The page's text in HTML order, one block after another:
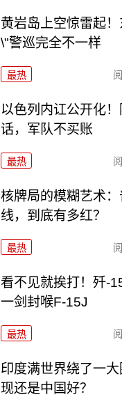
黄岩岛上空惊雷起
\"警巡完全不一样
最热
以色列内讧公开化
话，军队不买账
最热
核牌局的模糊艺术
线，到底有多红？
最热
看不见就挨打！歼-
一剑封喉F-15J
最热
印度满世界绕了一
现还是中国好？